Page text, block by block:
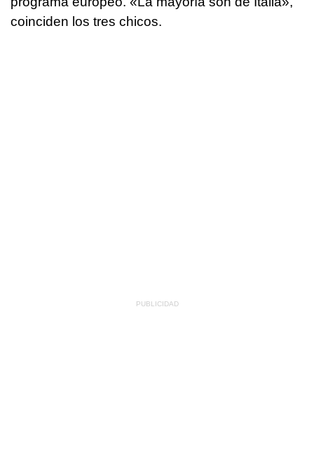
coinciden los tres chicos.